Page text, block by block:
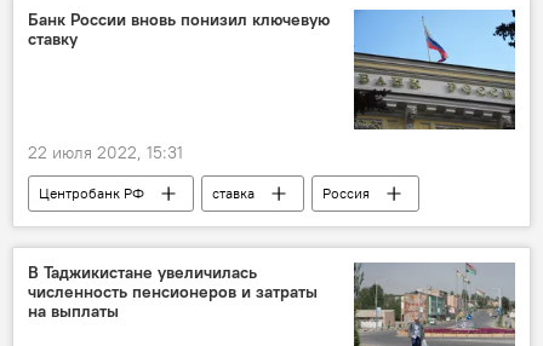
Банк России вновь понизил ключевую
ставку
22 июля 2022, 15:31
Центробанк РФ ставка
Россия
Экономика
В Таджикистане увеличилась
численность пенсионеров и затраты
на выплаты